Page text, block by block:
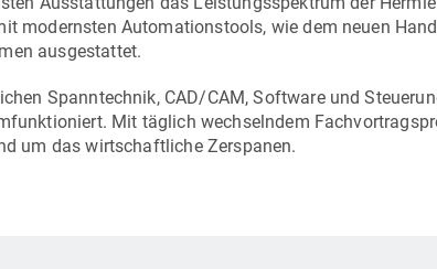
modernsten Automationstools, wie dem neuen
ausgestattet.
Spanntechnik, CAD/CAM, Software und
Mit täglich wechselndem
um das wirtschaftliche Zerspanen.